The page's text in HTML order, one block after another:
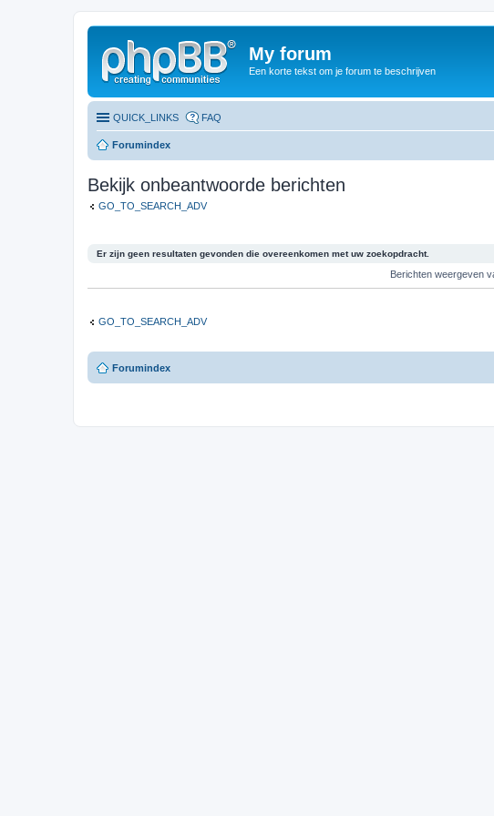
My forum
Een korte tekst om je forum te beschrijven
QUICK_LINKS FAQ
Forumindex
Bekijk onbeantwoorde berichten
GO_TO_SEARCH_ADV
Er zijn geen resultaten gevonden die overeenkomen met uw zoekopdracht.
Berichten weergeven
GO_TO_SEARCH_ADV
Forumindex